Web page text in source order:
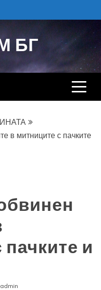
БГ
в митниците с пачките
и
admin